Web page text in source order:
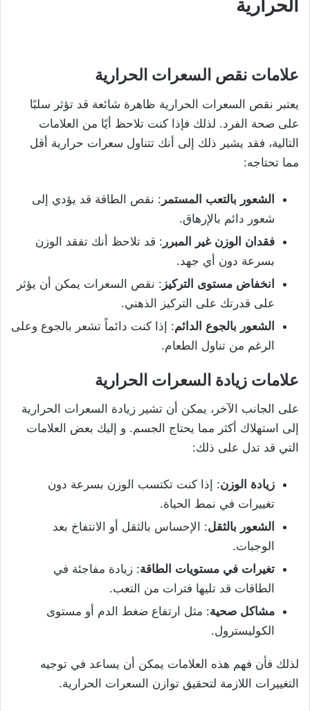
الحرارية
علامات نقص السعرات الحرارية
يعتبر نقص السعرات الحرارية ظاهرة شائعة قد تؤثر سلبًا
على صحة الفرد. لذلك فإذا كنت تلاحظ أيًا من العلامات
التالية، فقد يشير ذلك إلى أنك تتناول سعرات حرارية أقل
مما تحتاجه:
الشعور بالتعب المستمر : نقص الطاقة قد يؤدي إلى
شعور دائم بالإرهاق.
فقدان الوزن غير المبرر : قد تلاحظ أنك تفقد الوزن
بسرعة دون أي جهد.
انخفاض مستوى التركيز : نقص السعرات يمكن أن يؤثر
على قدرتك على التركيز الذهني.
الشعور بالجوع الدائم: إذا كنت دائماً تشعر بالجوع وعلى
الرغم من تناول الطعام.
علامات زيادة السعرات الحرارية
على الجانب الآخر، يمكن أن تشير زيادة السعرات الحرارية
إلى استهلاك أكثر مما يحتاج الجسم. و إليك بعض العلامات
التي قد تدل على ذلك:
زيادة الوزن: إذا كنت تكتسب الوزن بسرعة دون
تغييرات في نمط الحياة.
الشعور بالثقل: الإحساس بالثقل أو الانتفاخ بعد
الوجبات.
تغيرات في مستويات الطاقة: زيادة مفاجئة في
الطاقات قد تليها فترات من التعب.
مشاكل صحية: مثل ارتفاع ضغط الدم أو مستوى
الكوليسترول.
لذلك فأن فهم هذه العلامات يمكن أن يساعد في توجيه
التغييرات اللازمة لتحقيق توازن السعرات الحرارية.